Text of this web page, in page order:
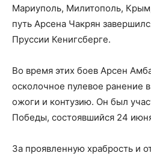
Мариуполь, Милитополь,
путь Арсена Чакрян
Пруссии Кенигсберге.
Во время этих боев Арсен
осколочное пулевое ранение
ожоги и контузию. Он был
Победы, состоявшийся 24
За проявленную храбрость и